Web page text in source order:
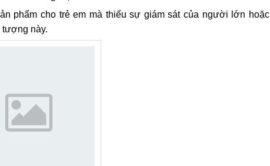
phẩm cho trẻ em mà thiếu sự giám sát của người lớn hoặc
tượng này.